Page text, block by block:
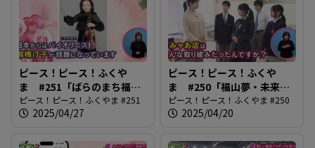
ピース！ピース！ふくや
ま #251「ばらのまち福山
国際音楽祭2025」
ピース！ピース！ふくやま #251
2025/04/27
ピース！ピース！ふくや
ま #250「福山夢・未来開
花プロジェクト」
ピース！ピース！ふくやま #250
2025/04/20